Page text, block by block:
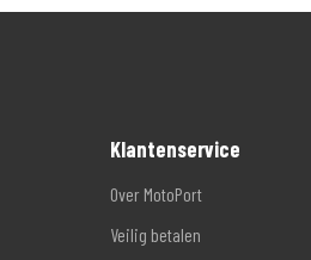
Klantenservice
Over MotoPort
Veilig betalen